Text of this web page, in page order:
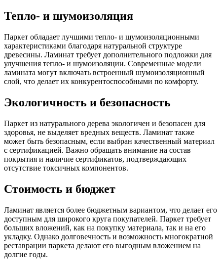
Тепло- и шумоизоляция
Паркет обладает лучшими тепло- и шумоизоляционными
характеристиками благодаря натуральной структуре
древесины. Ламинат требует дополнительного подложки для
улучшения тепло- и шумоизоляции. Современные модели
ламината могут включать встроенный шумоизоляционный
слой, что делает их конкурентоспособными по комфорту.
Экологичность и безопасность
Паркет из натурального дерева экологичен и безопасен для
здоровья, не выделяет вредных веществ. Ламинат также
может быть безопасным, если выбран качественный материал
с сертификацией. Важно обращать внимание на состав
покрытия и наличие сертификатов, подтверждающих
отсутствие токсичных компонентов.
Стоимость и бюджет
Ламинат является более бюджетным вариантом, что делает его
доступным для широкого круга покупателей. Паркет требует
больших вложений, как на покупку материала, так и на его
укладку. Однако долговечность и возможность многократной
реставрации паркета делают его выгодным вложением на
долгие годы.